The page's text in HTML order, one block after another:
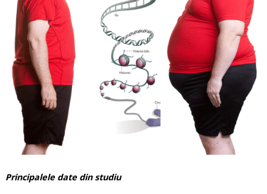
Principalele date din studiu